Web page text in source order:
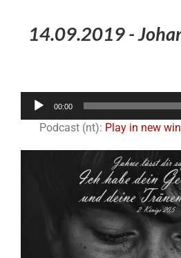
14.09.2019 -
00:00
Podcast (nt): Play in new